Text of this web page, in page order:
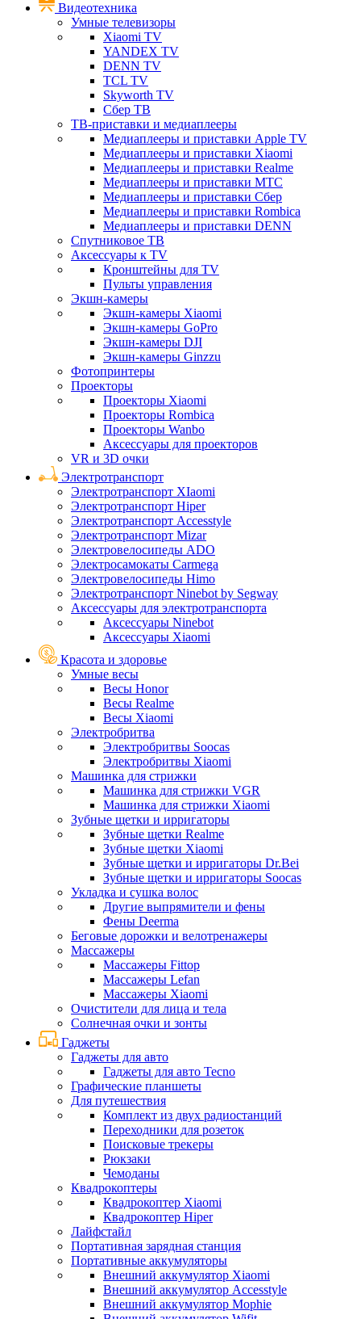
Видеотехника
Умные телевизоры
Xiaomi TV
YANDEX TV
DENN TV
TCL TV
Skyworth TV
Сбер ТВ
ТВ-приставки и медиаплееры
Медиаплееры и приставки Apple TV
Медиаплееры и приставки Xiaomi
Медиаплееры и приставки Realme
Медиаплееры и приставки МТС
Медиаплееры и приставки Сбер
Медиаплееры и приставки Rombica
Медиаплееры и приставки DENN
Спутниковое ТВ
Аксессуары к TV
Кронштейны для TV
Пульты управления
Экшн-камеры
Экшн-камеры Xiaomi
Экшн-камеры GoPro
Экшн-камеры DJI
Экшн-камеры Ginzzu
Фотопринтеры
Проекторы
Проекторы Xiaomi
Проекторы Rombica
Проекторы Wanbo
Аксессуары для проекторов
VR и 3D очки
Электротранспорт
Электротранспорт XIaomi
Электротранспорт Hiper
Электротранспорт Accesstyle
Электротранспорт Mizar
Электровелосипеды ADO
Электросамокаты Carmega
Электровелосипеды Himo
Электротранспорт Ninebot by Segway
Аксессуары для электротранспорта
Аксессуары Ninebot
Аксессуары Xiaomi
Красота и здоровье
Умные весы
Весы Honor
Весы Realme
Весы Xiaomi
Электробритва
Электробритвы Soocas
Электробритвы Xiaomi
Машинка для стрижки
Машинка для стрижки VGR
Машинка для стрижки Xiaomi
Зубные щетки и ирригаторы
Зубные щетки Realme
Зубные щетки Xiaomi
Зубные щетки и ирригаторы Dr.Bei
Зубные щетки и ирригаторы Soocas
Укладка и сушка волос
Другие выпрямители и фены
Фены Deerma
Беговые дорожки и велотренажеры
Массажеры
Массажеры Fittop
Массажеры Lefan
Массажеры Xiaomi
Очистители для лица и тела
Солнечная очки и зонты
Гаджеты
Гаджеты для авто
Гаджеты для авто Tecno
Графические планшеты
Для путешествия
Комплект из двух радиостанций
Переходники для розеток
Поисковые трекеры
Рюкзаки
Чемоданы
Квадрокоптеры
Квадрокоптер Xiaomi
Квадрокоптер Hiper
Лайфстайл
Портативная зарядная станция
Портативные аккумуляторы
Внешний аккумулятор Xiaomi
Внешний аккумулятор Accesstyle
Внешний аккумулятор Mophie